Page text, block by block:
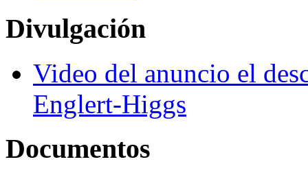
Divulgación
Video del anuncio el
Englert-Higgs
Documentos